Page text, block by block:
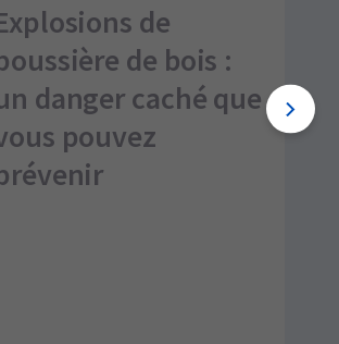
de
de bois :
danger caché que
pouvez